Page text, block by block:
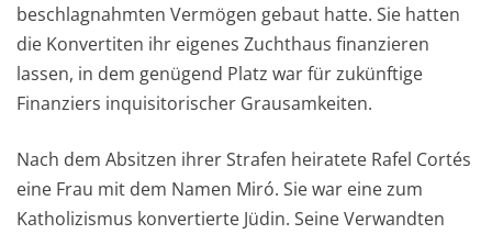
beschlagnahmten Vermögen gebaut hatte. Sie hatten
die Konvertiten ihr eigenes Zuchthaus finanzieren
lassen, in dem genügend Platz war für zukünftige
Finanziers inquisitorischer Grausamkeiten.
Nach dem Absitzen ihrer Strafen heiratete Rafel Cortés
eine Frau mit dem Namen Miró. Sie war eine zum
Katholizismus konvertierte Jüdin. Seine Verwandten